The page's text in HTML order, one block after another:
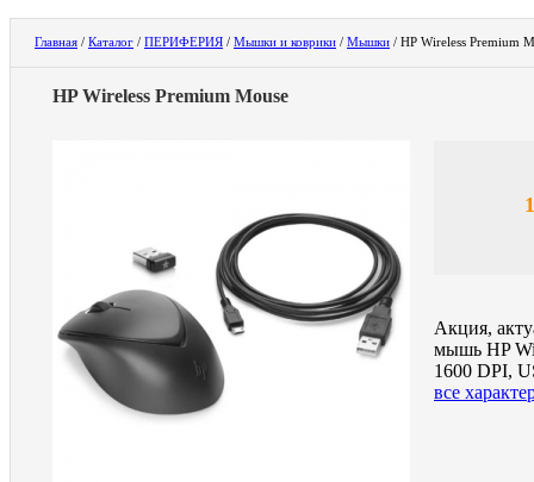
Главная / Каталог / ПЕРИФЕРИЯ / Мышки и коврики / Мышки / HP Wireless Premium
HP Wireless Premium Mouse
Акция,
мышь HP
1600 DPI,
все